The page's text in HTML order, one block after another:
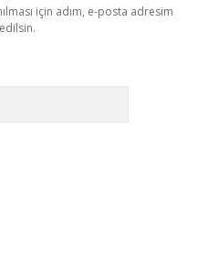
için adım, e-posta adresim